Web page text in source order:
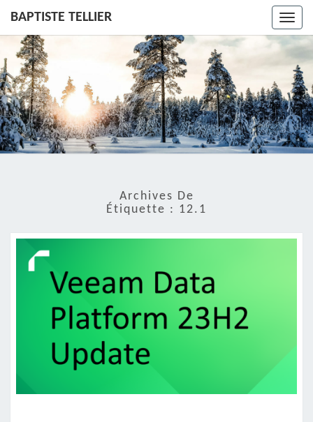
BAPTISTE TELLIER
Archives De
Étiquette : 12.1